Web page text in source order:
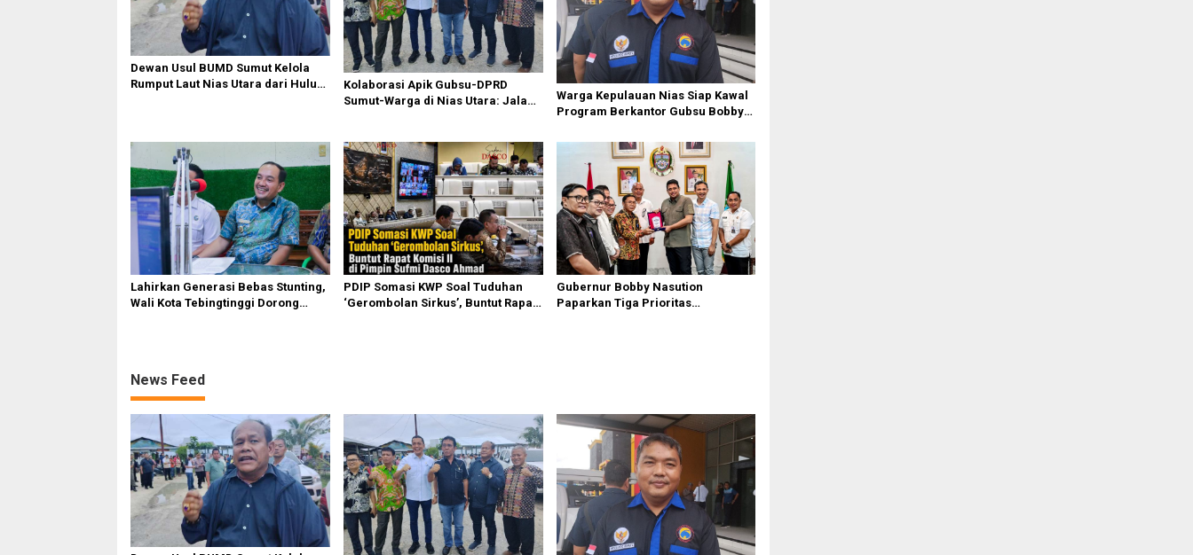
Dewan Usul BUMD Sumut Kelola
Rumput Laut Nias Utara dari Hulu
Kolaborasi Apik Gubsu-DPRD
Sumut-Warga di Nias Utara: Jalan
Warga Kepulauan Nias Siap Kawal
Program Berkantor Gubsu Bobby
Lahirkan Generasi Bebas Stunting,
Wali Kota Tebingtinggi Dorong
PDIP Somasi KWP Soal Tuduhan
‘Gerombolan Sirkus’, Buntut Rapat
Gubernur Bobby Nasution
Paparkan Tiga Prioritas
News Feed